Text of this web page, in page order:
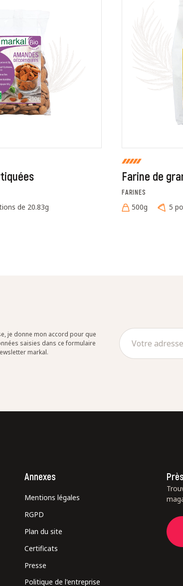
saisies dans ce formulaire pour traiter et afficher le
le traitement de ces données, consulter la page des
Envoyer
de 20.83g
Farine de
FARINES
500g 5
je donne mon accord pour que
saisies dans ce formulaire
markal.
Annexes
Mentions légales
RGPD
Plan du site
Certificats
Presse
Politique de l'entreprise